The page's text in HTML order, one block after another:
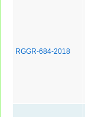
RGGR-684-2018